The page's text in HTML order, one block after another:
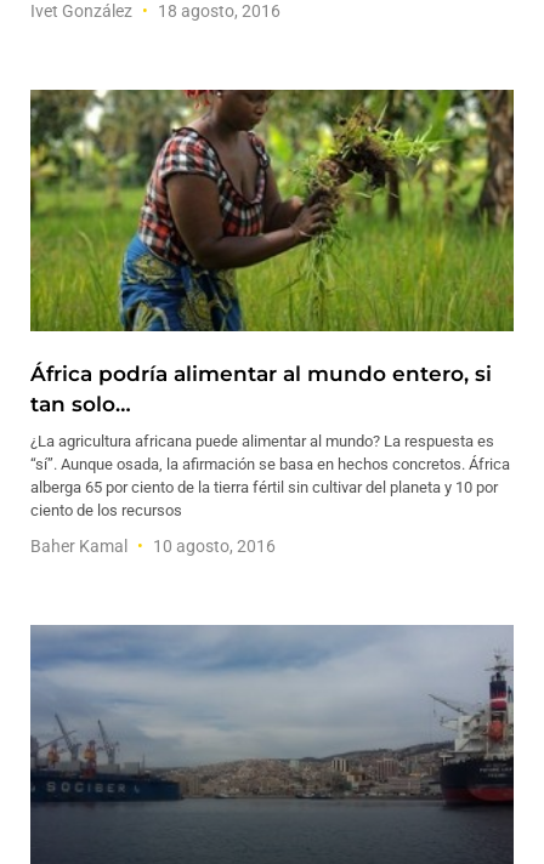
Ivet González 18 agosto, 2016
África podría alimentar al mundo entero, si
tan solo…
¿La agricultura africana puede alimentar al mundo? La respuesta es
“sí”. Aunque osada, la afirmación se basa en hechos concretos. África
alberga 65 por ciento de la tierra fértil sin cultivar del planeta y 10 por
ciento de los recursos
Baher Kamal 10 agosto, 2016